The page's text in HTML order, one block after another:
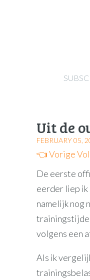
Uit de
FEBRUARY 05,
👈 Vorige
De eerste
eerder liep ik
namelijk nog
volgens een
Als ik